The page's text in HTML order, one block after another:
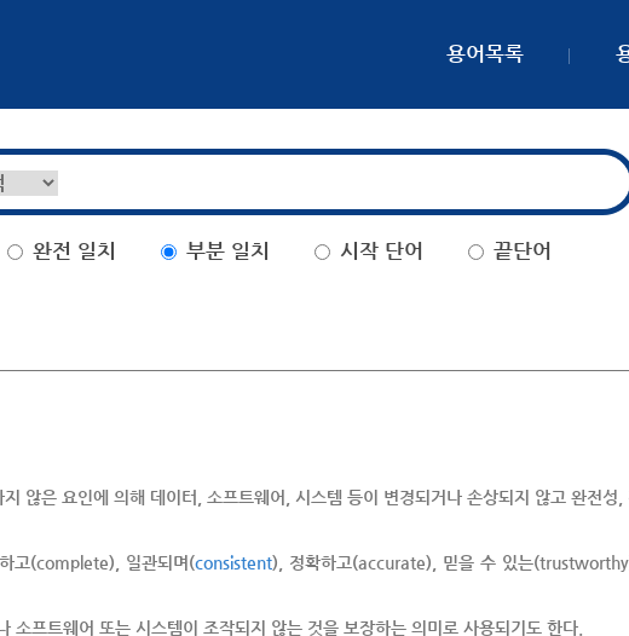
용어목록
완전 일치 부분 일치 시작 단어 끝단어
않은 요인에 의해 데이터, 소프트웨어, 시스템 등이 변경되거나 손상되지 않고 완전성,
고(complete), 일관되며(consistent), 정확하고(accurate), 믿을 수 있는
소프트웨어 또는 시스템이 조작되지 않는 것을 보장하는 의미로 사용되기도 한다.